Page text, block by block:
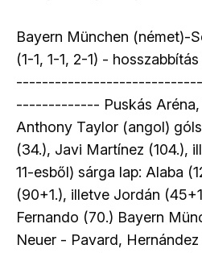
Bayern München (német)-
(1-1, 1-1, 2-1) -
------------- Puskás Aréna,
Anthony Taylor (angol)
(34.), Javi Martínez (104.),
11-esből) sárga lap: Alaba
(90+1.), illetve Jordán
Fernando (70.) Bayern
Neuer - Pavard,